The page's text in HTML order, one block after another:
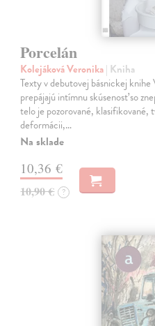
Porcelán
Kolejáková Veronika| Kniha
Texty v debutovej básnickej
prepájajú intímnu skúsenosť so
telo je pozorované, klasifikované,
deformácii,…
Na sklade
10,36 €
10,90 € ?